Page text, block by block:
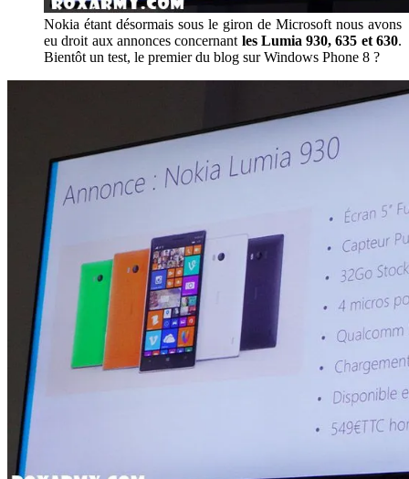
Nokia étant désormais sous le giron de Microsoft nous avons
eu droit aux annonces concernant les Lumia 930, 635 et 630.
Bientôt un test, le premier du blog sur Windows Phone 8 ?